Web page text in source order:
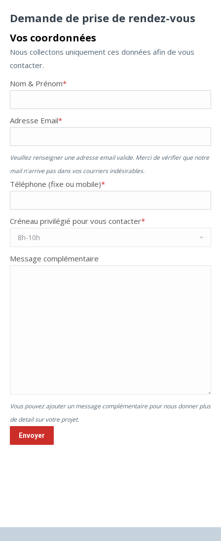
Demande de prise de rendez-vous
Vos coordonnées
Nous collectons uniquement ces données afin de vous
contacter.
Nom & Prénom*
Adresse Email*
Veuillez renseigner une adresse email valide. Merci de vérifier que notre
mail n'arrive pas dans vos courriers indésirables.
Téléphone (fixe ou mobile)*
Créneau privilégié pour vous contacter*
Message complémentaire
Vous pouvez ajouter un message complémentaire pour nous donner plus
de detail sur votre projet.